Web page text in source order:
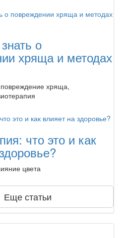
о
хряща и методах
хряща,
что это и как
цвета
Еще статьи